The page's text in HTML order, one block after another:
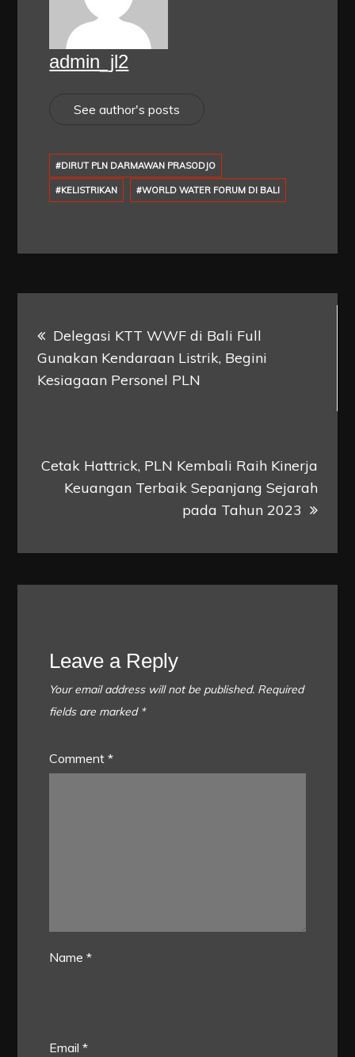
admin_jl2
See author's posts
#DIRUT PLN DARMAWAN PRASODJO
#KELISTRIKAN #WORLD WATER FORUM DI BALI
navigation
Delegasi KTT WWF di Bali Full
Gunakan Kendaraan Listrik, Begini
Kesiagaan Personel PLN
Cetak Hattrick, PLN Kembali Raih Kinerja
Keuangan Terbaik Sepanjang Sejarah
pada Tahun 2023
Leave a Reply
Your email address will not be published. Required
fields are marked *
Comment*
Name*
Email*